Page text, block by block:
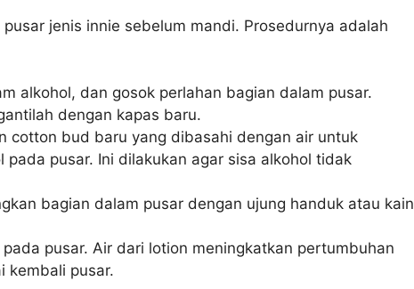
jenis innie sebelum mandi. Prosedurnya adalah
alkohol, dan gosok perlahan bagian dalam pusar.
dengan kapas baru.
cotton bud baru yang dibasahi dengan air untuk
pada pusar. Ini dilakukan agar sisa alkohol tidak
bagian dalam pusar dengan ujung handuk atau kain
pusar. Air dari lotion meningkatkan pertumbuhan
kembali pusar.